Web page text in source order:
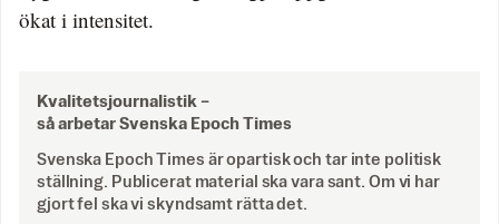
ökat i intensitet.
Kvalitetsjournalistik –
så arbetar Svenska Epoch Times
Svenska Epoch Times är opartisk och tar inte politisk
ställning. Publicerat material ska vara sant. Om vi har
gjort fel ska vi skyndsamt rätta det.